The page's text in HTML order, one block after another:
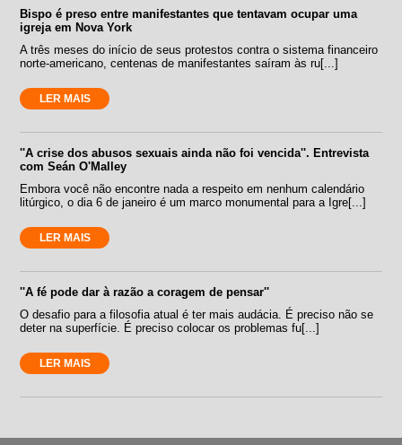
Bispo é preso entre manifestantes que tentavam ocupar uma
igreja em Nova York
A três meses do início de seus protestos contra o sistema financeiro
norte-americano, centenas de manifestantes saíram às ru[...]
LER MAIS
''A crise dos abusos sexuais ainda não foi vencida''. Entrevista
com Seán O'Malley
Embora você não encontre nada a respeito em nenhum calendário
litúrgico, o dia 6 de janeiro é um marco monumental para a Igre[...]
LER MAIS
''A fé pode dar à razão a coragem de pensar''
O desafio para a filosofia atual é ter mais audácia. É preciso não se
deter na superfície. É preciso colocar os problemas fu[...]
LER MAIS